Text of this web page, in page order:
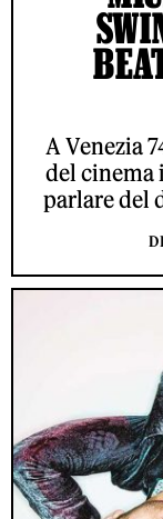
A Venezia
del cinema
parlare del